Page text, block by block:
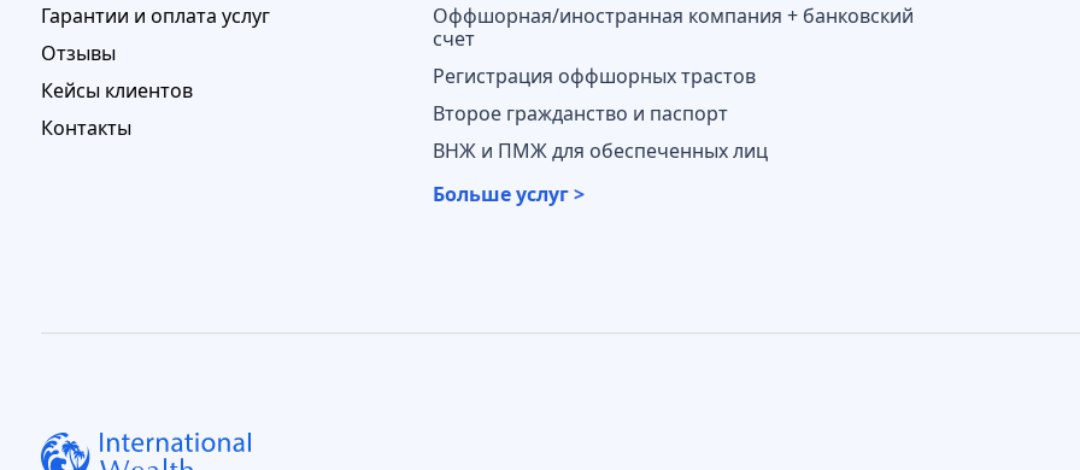
Гарантии и оплата услуг
Отзывы
Кейсы клиентов
Контакты
Оффшорная/иностранная компания + банковский
счет
Регистрация оффшорных трастов
Второе гражданство и паспорт
ВНЖ и ПМЖ для обеспеченных лиц
Больше услуг >